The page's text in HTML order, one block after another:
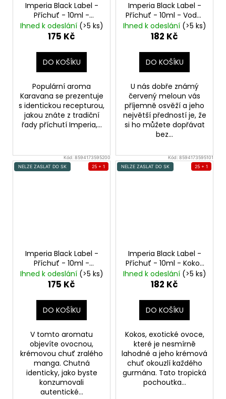
Imperia Black Label -
Příchuť - 10ml -
KaravanaOrientální
tabák
Ihned k odeslání (>5 ks)
175 Kč
DO KOŠÍKU
Populární aroma
Karavana se prezentuje
s identickou recepturou,
jakou znáte z tradiční
řady příchutí Imperia,...
Imperia Black Label -
Příchuť - 10ml - Vodní
melounWatermelon
Ihned k odeslání (>5 ks)
182 Kč
DO KOŠÍKU
U nás dobře známý
červený meloun vás
příjemně osvěží a jeho
největší předností je, že
si ho můžete dopřávat
bez...
Kód: 8594173595200
NELZE ZASLAT DO SK
25 + 1
Imperia Black Label -
Příchuť - 10ml -
Mango
Ihned k odeslání (>5 ks)
175 Kč
DO KOŠÍKU
V tomto aromatu
objevíte ovocnou,
krémovou chuť zralého
manga. Chutná
identicky, jako byste
konzumovali
autentické...
Kód: 8594173595101
NELZE ZASLAT DO SK
25 + 1
Imperia Black Label -
Příchuť - 10ml - Kokos
Coconut
Ihned k odeslání (>5 ks)
182 Kč
DO KOŠÍKU
Kokos, exotické ovoce,
které je nesmírně
lahodné a jeho krémová
chuť okouzlí každého
gurmána. Tato tropická
pochoutka...